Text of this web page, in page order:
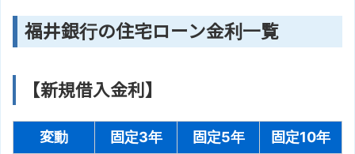
福井銀行の住宅ローン金利一覧
【新規借入金利】
変動 固定3年 固定5年
固定10年